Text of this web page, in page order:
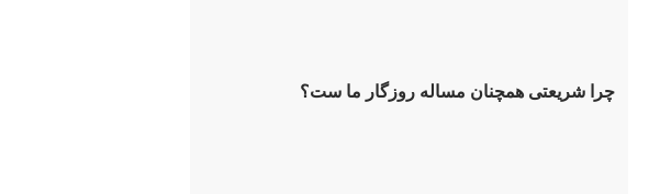
چرا شریعتی همچنان مساله روزگار ما ست؟